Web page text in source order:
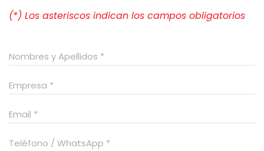
(*) Los asteriscos indican los campos obligatorios